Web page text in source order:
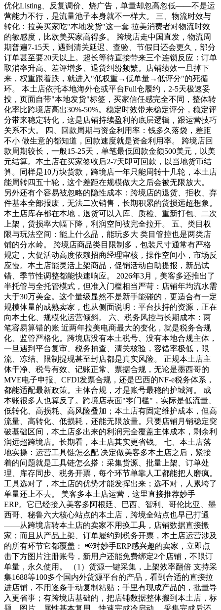
优化Listing、反复调价、烧广告，单量却忽高忽低——不是运
营能力不行，是流量池子本身就不一样大。 三、物流时效与
转化：拉美买家吃"本地发货"这一套 拉美消费者对物流时效
的敏感度，比欧美买家高得多。 跨境店走中国直发，物流周
期普遍7-15天，遇到清关延迟、查验、节假日还会更久，部分
订单甚至要20天以上。超长等待直接带来三个连锁反应：订单
取消率升高、差评增多、退货纠纷频繁。店铺绩效一旦掉下
来，权重跟着跌，就进入"低权重→低单量→低评分"的死循
环。 本土店依托本地海外仓或平台Full仓履约，2-5天极速妥
投，页面自带"本地发货"标签，买家信任感完全不同，整体转
化率比跨境店高出30%-50%。稳定时效带来稳定评分，稳定评
分带来稳定转化，这是店铺持续盈利的底层逻辑，跟运营技巧
关系不大。 四、回款周期与资金利用率：钱多久落袋，差距
不小 做生意的都知道，回款速度就是资金利用率。 跨境店回
款周期较长，一般15-25天，单笔最低回款金额500美元，以美
元结算。本土店在买家签收后2-7天即可回款，以当地货币结
算。同样是10万块货款，跨境店一年只能周转十几轮，本土店
能周转四五十轮，这个差距在规模做大之后会被无限放大。
另外还有个容易被忽略的隐性成本：跨境店的退货、拒收、弃
件基本全部报废，无法二次销售，长期积累的货损远超想象。
本土店库存都在本地，退货可以入库、质检、重新打包、二次
上架，货损率大幅下降，利润空间被完全拉开。 五、类目权
限与玩法空间：能上什么品，能玩多大 类目管控也是两类店
铺的分水岭。 跨境店商品类目限制多，包装尺寸通常有严格
规定，大促活动高度依赖招商经理审核，操作空间小，市场反
应慢。本土店能灵活上架商品，促销活动自助提报，新品试
错、季节性调整都能快速响应。 2026年3月，美客多还推出了
半托管与全托管模式，但准入门槛相当严苛：店铺年均流水需
大于30万美金。这个量级显然不是新手能碰的，更适合有一定
规模体量的成熟卖家，也从侧面说明：平台扶持的资源，正在
向本土化、规模化运营倾斜。 六、税务风控与长期成本：两
笔容易算错的账 近两年拉美电商最大的变化，就是税务合规
化、监管严格化。跨境店没有本土税号、没有本地合规主体，
一旦遇到平台复审、税务抽查、清关核验，容错率极低，限
流、冻结、限制提现甚至封店都是真实风险。 正规本土店主
体干净、税号有效、记账正常、票据合规，无论是墨西哥的
MVE电子申报、CFDI发票合规，还是巴西的NF-e税务体系，
都能适配最新政策。主体合规，才是账号最稳的护城河。 成
本账很多人也算反了。跨境店表面"零门槛"，实际是低流量、
低转化、高损耗、高风险叠加；本土店有固定维护成本，但高
流量、高转化、低损耗，还能无限放量。只要店铺月销稳定突
破基础区间，本土店多出来的利润完全覆盖主体成本，剩余利
润远超跨境店。长期看，本土店其实更省钱。 七、本土店落
地实操：运营工具链怎么配 决定做美客多本土店之后，紧接
着的问题就是工具链怎么搭：采集货源、批量上架、订单处
理、库存同步、税务开票，每个环节单靠人工都能把人磨疯。
工具选对了，本土店的优势才能发挥出来；选不对，人累垮了
单量还上不去。 美客多本土店运营，这里直接推荐妙手
ERP。它已经接入美客多阿根廷、巴西、智利、哥伦比亚、墨
西哥、秘鲁六大核心站点的本土店，跨境全站点也早已打通
——从跨境店转本土店的卖家不用换工具，店铺数据直接搬
家；而且从产品上架、订单履约到税务开票，本土店运营涉及
的所有环节它都覆盖： 📢对妙手ERP感兴趣的卖家，立即点
击下方图片注册账号，新用户还能免费绑定2个店铺，不限订
单量，永久使用。 （1）货源一键采集，上架效率翻倍 支持采
集1688等100多个国内外货源平台的产品，看到合适的直接拉
进店铺，不用逐条手动复制粘贴；手里有现成产品的，批量导
入更省事；有跨境店基础的，把店铺数据整体搬到本土店，标
题、图片、属性基本复用，快速完成冷启动。 采集完成后还